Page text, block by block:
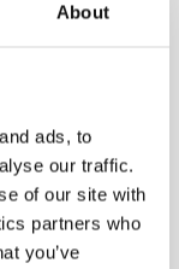
About
ads, to
our traffic.
of our site with
partners who
you’ve
Lumen (armatur)